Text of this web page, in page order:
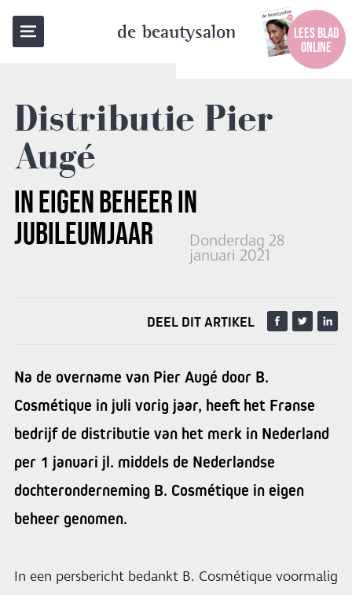
de beautysalon
LEES BLAD
ONLINE
Distributie Pier
Augé
IN EIGEN BEHEERIN
JUBILEUMJAAR
Donderdag 28
januari 2021
TERUG NAAR OVERZICHT
DEEL DIT ARTIKEL
Na de overname van Pier Augé door B.
Cosmétique in juli vorig jaar, heeft het Franse
bedrijf de distributie van het merk in Nederland
per 1 januari jl. middels de Nederlandse
dochteronderneming B. Cosmétique in eigen
beheer genomen.
In een persbericht bedankt B. Cosmétique voormalig